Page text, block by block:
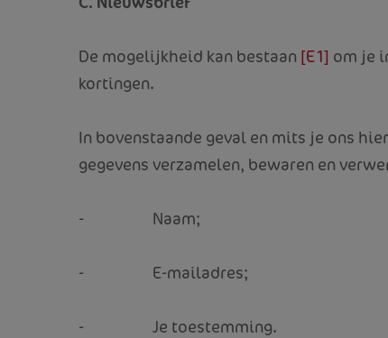
De mogelijkheid kan bestaan [E1] om je
kortingen.
In bovenstaande geval en mits je ons
gegevens verzamelen, bewaren en
- Naam;
- E-mailadres;
- Je toestemming.